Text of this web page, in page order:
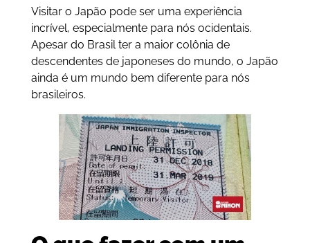
Visitar o Japão pode ser uma experiência
incrível, especialmente para nós ocidentais.
Apesar do Brasil ter a maior colônia de
descendentes de japoneses do mundo, o Japão
ainda é um mundo bem diferente para nós
brasileiros.